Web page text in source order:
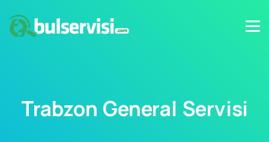
Trabzon General Servisi